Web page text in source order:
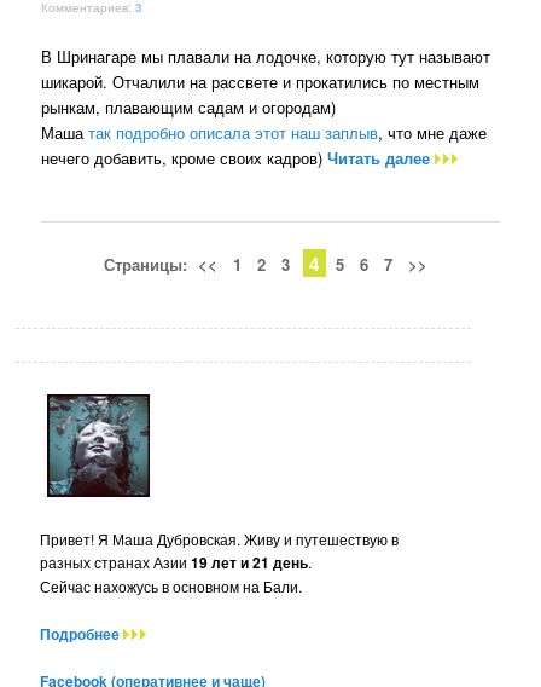
Комментариев:3
В Шринагаре мы плавали на лодочке, которую тут называют
шикарой. Отчалили на рассвете и прокатились по местным
рынкам, плавающим садам и огородам)
Машатак подробно описала этот наш заплыв, что мне даже
нечего добавить, кроме своих кадров)Читать далее
Страницы: << 1 2 3 4 5 6 7 >>
Привет! Я Маша Дубровская. Живу и путешествую в
разных странах Азии19 лет и 21 день.
Сейчас нахожусь в основном на Бали.
Подробнее
Facebook (оперативнее и чаще)